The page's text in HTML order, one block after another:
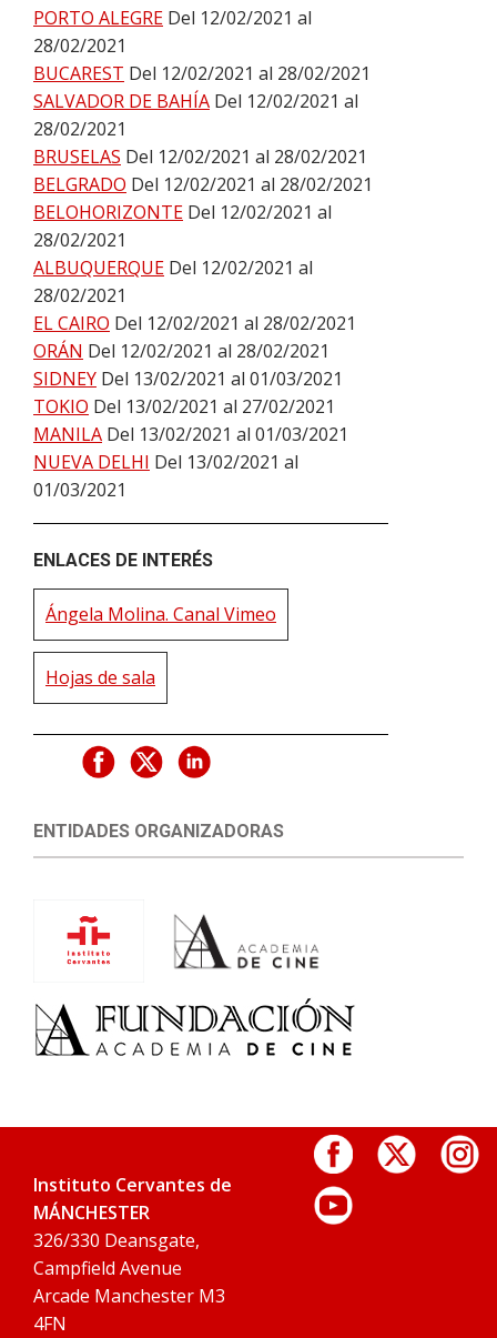
PORTO ALEGRE Del 12/02/2021 al
28/02/2021
BUCAREST Del 12/02/2021 al 28/02/2021
SALVADOR DE BAHÍA Del 12/02/2021 al
28/02/2021
BRUSELAS Del 12/02/2021 al 28/02/2021
BELGRADO Del 12/02/2021 al 28/02/2021
BELOHORIZONTE Del 12/02/2021 al
28/02/2021
ALBUQUERQUE Del 12/02/2021 al
28/02/2021
EL CAIRO Del 12/02/2021 al 28/02/2021
ORÁN Del 12/02/2021 al 28/02/2021
SIDNEY Del 13/02/2021 al 01/03/2021
TOKIO Del 13/02/2021 al 27/02/2021
MANILA Del 13/02/2021 al 01/03/2021
NUEVA DELHI Del 13/02/2021 al
01/03/2021
ENLACES DE INTERÉS
Ángela Molina. Canal Vimeo
Hojas de sala
ENTIDADES ORGANIZADORAS
Instituto Cervantes de
MÁNCHESTER
326/330 Deansgate,
Campfield Avenue
Arcade Manchester M3
4FN